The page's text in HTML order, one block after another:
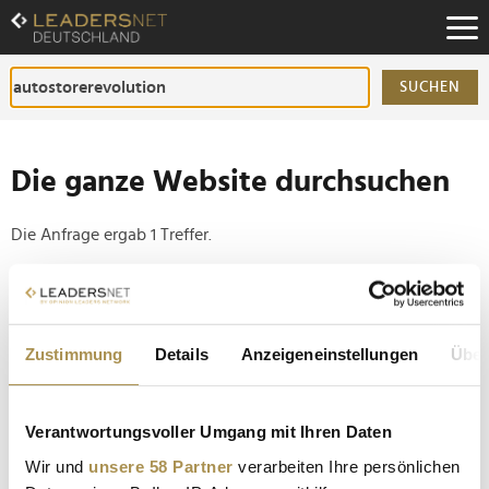
Zustimmung Details Anzeigeneinstellungen
Verantwortungsvoller Umgang mit Ihren Daten
Wir und unsere 58 Partner verarbeiten Ihre persönlichen
Zum
Inhalt
Zur
Fußzeilen-
Navigation
SUCHEN
Die ganze Website durchsuchen
Die Anfrage ergab 1 Treffer.
Tipp
Setzen Sie die gesuchten Wörter zwischen
Anführungszeichen: zb "Vorname Nachname".
Logistics Hall of Fame: Gala-Empfang in Berlin mit
über 200 internationalen Gästen